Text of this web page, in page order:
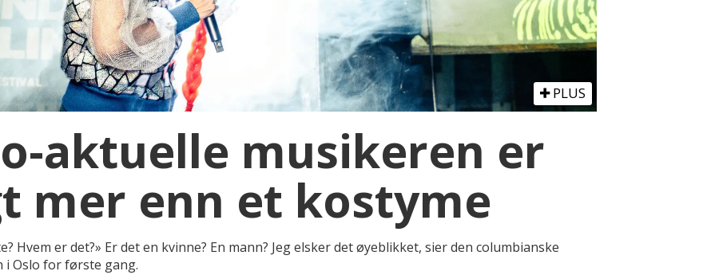
PLUS
aktuelle musikeren er
mer enn et kostyme
Hvem er det?» Er det en kvinne? En mann? Jeg elsker det øyeblikket, sier den columbianske
i Oslo for første gang.